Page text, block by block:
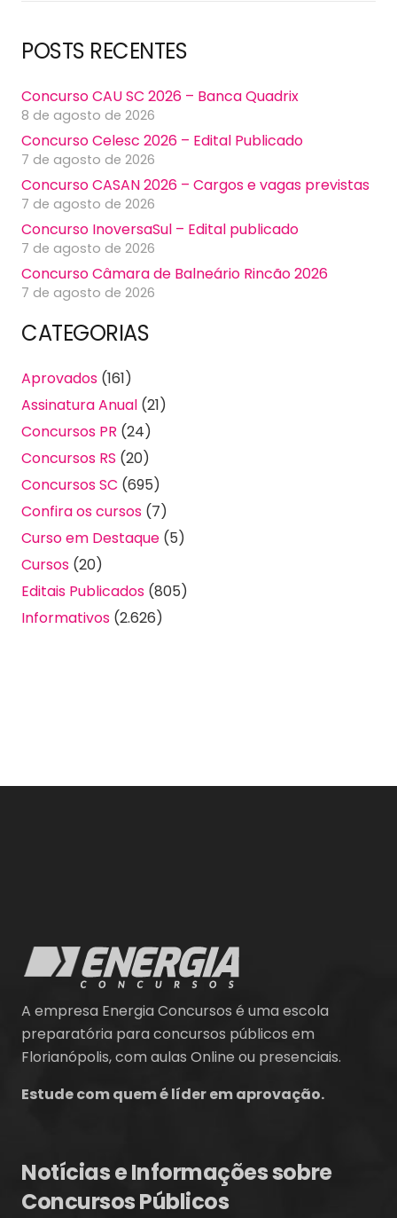
POSTS RECENTES
Concurso CAU SC 2026 – Banca Quadrix
8 de agosto de 2026
Concurso Celesc 2026 – Edital Publicado
7 de agosto de 2026
Concurso CASAN 2026 – Cargos e vagas previstas
7 de agosto de 2026
Concurso InoversaSul – Edital publicado
7 de agosto de 2026
Concurso Câmara de Balneário Rincão 2026
7 de agosto de 2026
CATEGORIAS
Aprovados (161)
Assinatura Anual (21)
Concursos PR (24)
Concursos RS (20)
Concursos SC (695)
Confira os cursos (7)
Curso em Destaque (5)
Cursos (20)
Editais Publicados (805)
Informativos (2.626)
A empresa Energia Concursos é uma escola
preparatória para concursos públicos em
Florianópolis, com aulas Online ou presenciais.
Estude com quem é líder em aprovação.
Notícias e Informações sobre
Concursos Públicos